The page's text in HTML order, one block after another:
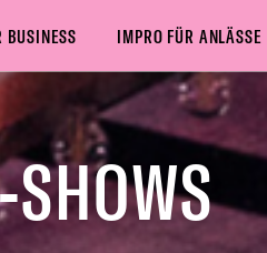
BUSINESS IMPRO FÜR ANLÄSSE
SHOWS KINDER IMPRO-